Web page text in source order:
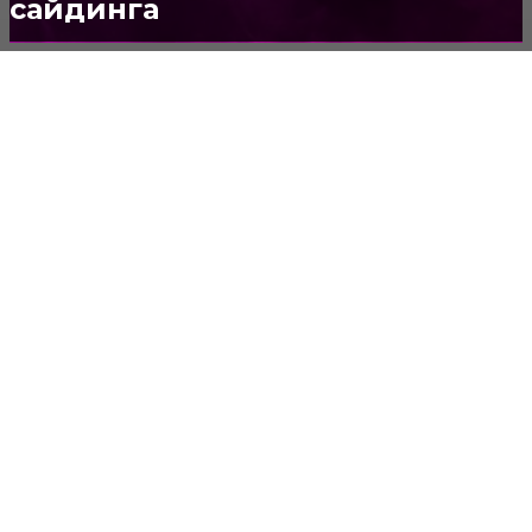
сайдинга